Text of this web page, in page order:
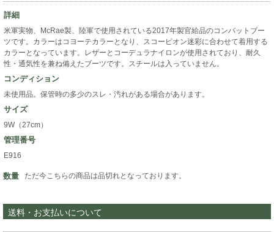
詳細
米軍実物、McRae製、陸軍で使用されている2017年製官給品のコンバットブー
ツです。カラーはコヨーテカラーとなり、スコーピオン迷彩に合わせて着用する
カラーとなっています。レザーとコーデュラナイロンが使用されており、耐久
性・通気性を兼ね備えたブーツです。スチールは入っていません。
コンディション
未使用品。保管時の多少のスレ・汚れがある場合があります。
サイズ
9W（27cm）
管理番号
E916
数量 ただ今こちらの商品は品切れとなっております。
送料・お支払いについて